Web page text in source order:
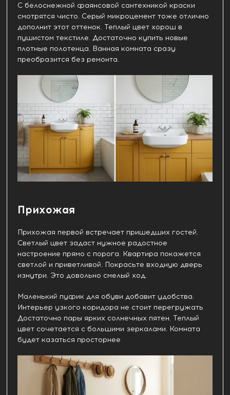
С белоснежной фаянсовой сантехникой краски
смотрятся чисто. Серый микроцемент тоже отлично
дополнит этот оттенок. Теплый цвет хорош в
пушистом текстиле. Достаточно купить новые
плотные полотенца. Ванная комната сразу
преобразится без ремонта.
Прихожая
Прихожая первой встречает пришедших гостей.
Светлый цвет задаст нужное радостное
настроение прямо с порога. Квартира покажется
светлой и приветливой. Покрасьте входную дверь
изнутри. Это довольно смелый ход.
Маленький пуфик для обуви добавит удобства.
Интерьер узкого коридора не стоит перегружать
Достаточно пары ярких солнечных пятен. Теплый
цвет сочетается с большими зеркалами. Комната
будет казаться просторнее